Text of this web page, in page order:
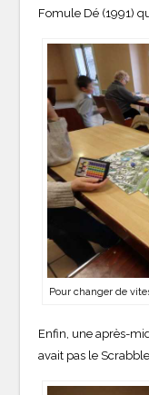
Fomule Dé (1991)
Pour changer de
Enfin, une après-
avait pas le